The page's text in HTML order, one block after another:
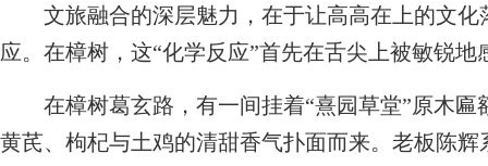
文旅融合的深层魅力，在于让高高在上的文化
应。在樟树，这“化学反应”首先在舌尖上被敏锐地
在樟树葛玄路，有一间挂着“熹园草堂”原木匾
黄芪、枸杞与土鸡的清甜香气扑面而来。老板陈